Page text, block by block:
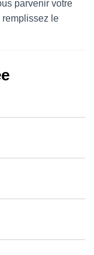
parvenir votre
remplissez le